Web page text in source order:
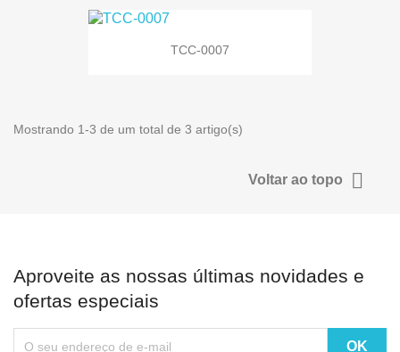
TCC-0007
Mostrando 1-3 de um total de 3 artigo(s)
Voltar ao topo 
Aproveite as nossas últimas novidades e
ofertas especiais